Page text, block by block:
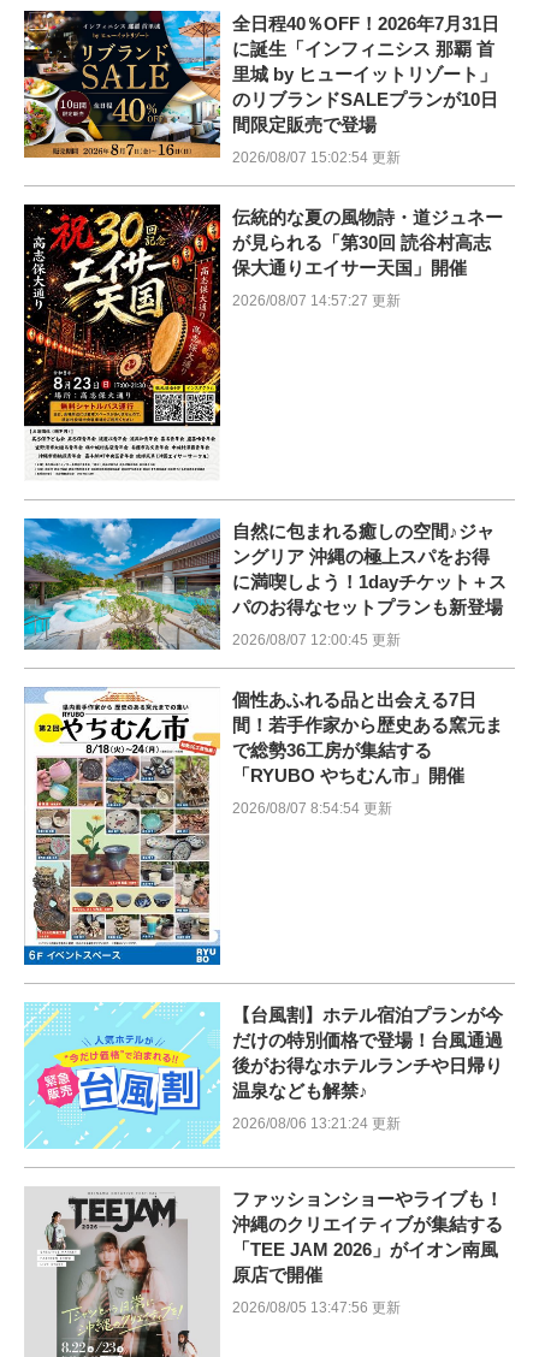
全日程40％OFF！2026年7月31日
に誕生「インフィニシス 那覇 首
里城 by ヒューイットリゾート」
のリブランドSALEプランが10日
間限定販売で登場
2026/08/07 15:02:54 更新
伝統的な夏の風物詩・道ジュネー
が見られる「第30回 読谷村高志
保大通りエイサー天国」開催
2026/08/07 14:57:27 更新
自然に包まれる癒しの空間♪ジャ
ングリア 沖縄の極上スパをお得
に満喫しよう！1dayチケット＋ス
パのお得なセットプランも新登場
2026/08/07 12:00:45 更新
個性あふれる品と出会える7日
間！若手作家から歴史ある窯元ま
で総勢36工房が集結する
「RYUBO やちむん市」開催
2026/08/07 8:54:54 更新
【台風割】ホテル宿泊プランが今
だけの特別価格で登場！台風通過
後がお得なホテルランチや日帰り
温泉なども解禁♪
2026/08/06 13:21:24 更新
ファッションショーやライブも！
沖縄のクリエイティブが集結する
「TEE JAM 2026」がイオン南風
原店で開催
2026/08/05 13:47:56 更新